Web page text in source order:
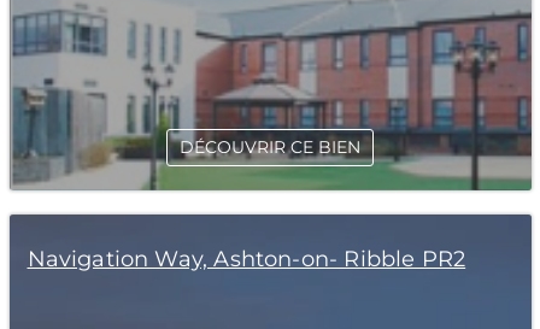
DÉCOUVRIR CE BIEN
Navigation Way, Ashton-on- Ribble PR2